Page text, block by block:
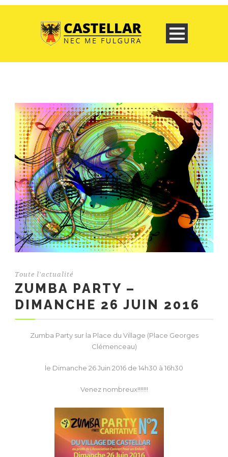
Toute l'actualité
ZUMBA PARTY –
DIMANCHE 26 JUIN 2016
Zumba Party sur la Place du Village (Place Georges
Clémenceau)
le Dimanche 26 Juin 2016 de 14h30 à 16h30
Venez nombreux!!!!!!!